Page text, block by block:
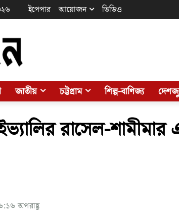
ইপেপার আয়োজন ভিডিও
জাতীয় চট্টগ্রাম শিল্প-বাণিজ্য
ইভ্যালির রাসেল-
অপরাহ্ণ